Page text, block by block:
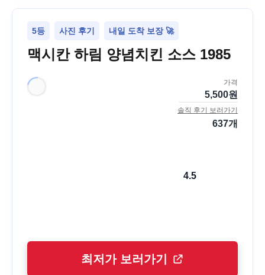
5등 사진 후기 내일 도착 보장 🚀
맥시칸 하림 양념치킨 소스 1985
가격
5,500원
솔직 후기 보러가기
637개
4.5
최저가 보러가기